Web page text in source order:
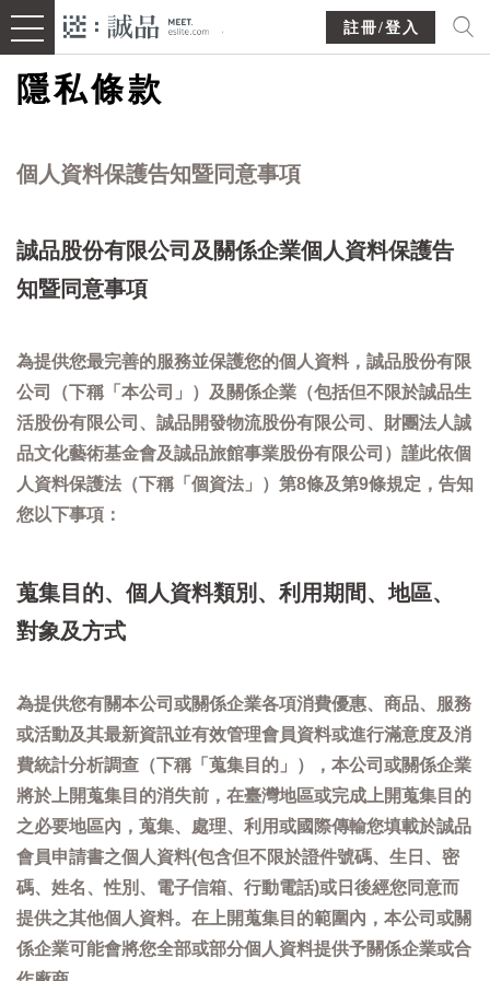
註冊/登入
隱私條款
個人資料保護告知暨同意事項
誠品股份有限公司及關係企業個人資料保護告
知暨同意事項
為提供您最完善的服務並保護您的個人資料，誠品股份有限
公司（下稱「本公司」）及關係企業（包括但不限於誠品生
活股份有限公司、誠品開發物流股份有限公司、財團法人誠
品文化藝術基金會及誠品旅館事業股份有限公司）謹此依個
人資料保護法（下稱「個資法」）第8條及第9條規定，告知
您以下事項：
蒐集目的、個人資料類別、利用期間、地區、
對象及方式
為提供您有關本公司或關係企業各項消費優惠、商品、服務
或活動及其最新資訊並有效管理會員資料或進行滿意度及消
費統計分析調查（下稱「蒐集目的」），本公司或關係企業
將於上開蒐集目的消失前，在臺灣地區或完成上開蒐集目的
之必要地區內，蒐集、處理、利用或國際傳輸您填載於誠品
會員申請書之個人資料(包含但不限於證件號碼、生日、密
碼、姓名、性別、電子信箱、行動電話)或日後經您同意而
提供之其他個人資料。在上開蒐集目的範圍內，本公司或關
係企業可能會將您全部或部分個人資料提供予關係企業或合